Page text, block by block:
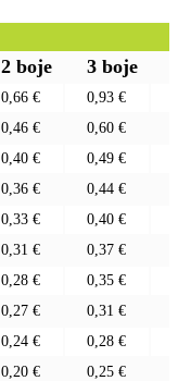
2 boje 3 boje
0,66 € 0,93 €
0,46 € 0,60 €
0,40 € 0,49 €
0,36 € 0,44 €
0,33 € 0,40 €
0,31 € 0,37 €
0,28 € 0,35 €
0,27 € 0,31 €
0,24 € 0,28 €
0,20 € 0,25 €